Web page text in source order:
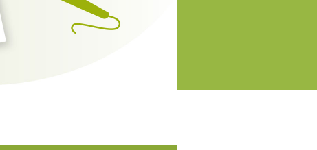
Vorsorge, Symptome, Diagnostik
und Behandlung.
Jeweils am Monatsende versenden
wir einen Patienten-Newsletter mit
allen wichtigen Beiträgen der